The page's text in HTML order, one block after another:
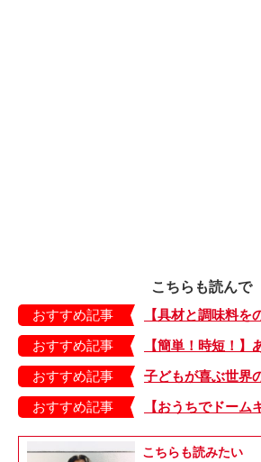
こちらも読んで
おすすめ記事
おすすめ記事
おすすめ記事
おすすめ記事
こちらも読みたい